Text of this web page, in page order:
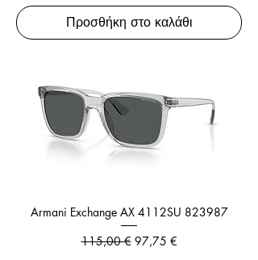
Προσθήκη στο καλάθι
Armani Exchange AX 4112SU 823987
Κανονική τιμή
115,00 € Τιμή Έκπτωσης
97,75 €